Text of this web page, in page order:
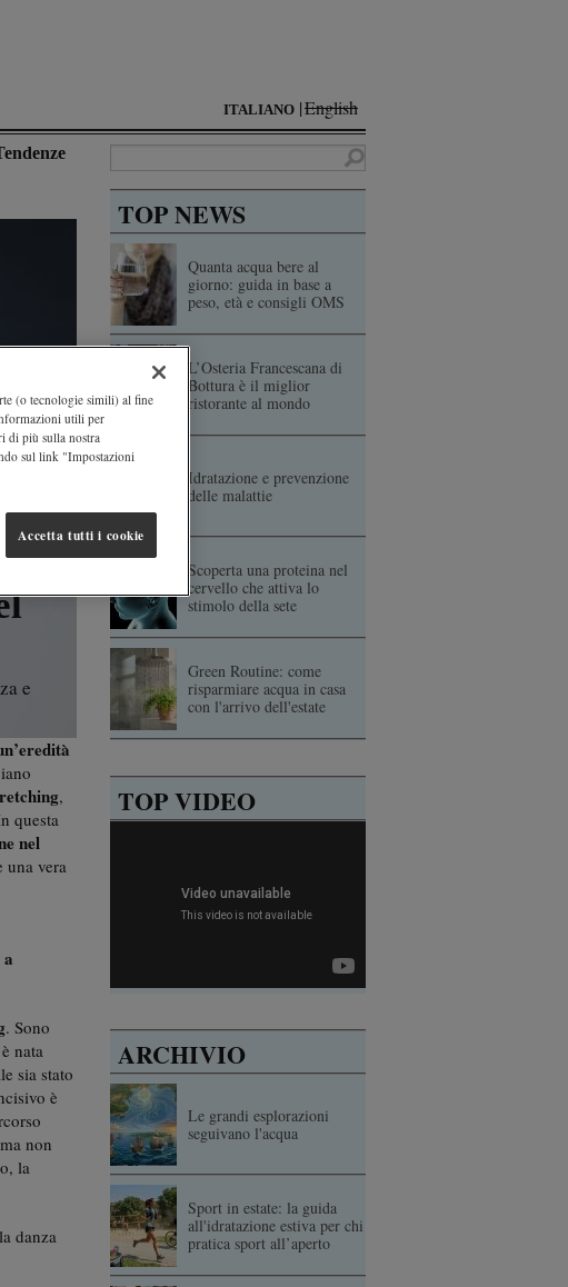
ITALIANO English
e
,
questa
nel
una vera
. Sono
nata
sia stato
è
non
la
danza
TOP NEWS
Quanta acqua bere al
giorno: guida in base a
peso, età e consigli OMS
L’Osteria Francescana di
Bottura è il miglior
ristorante al mondo
Idratazione e prevenzione
delle malattie
Scoperta una proteina nel
cervello che attiva lo
stimolo della sete
Green Routine: come
risparmiare acqua in casa
con l'arrivo dell'estate
TOP VIDEO
ARCHIVIO
Le grandi esplorazioni
seguivano l'acqua
Sport in estate: la guida
all'idratazione estiva per chi
pratica sport all’aperto
(o tecnologie simili) al fine
utili per
di più sulla nostra
sul link "Impostazioni
Accetta tutti i cookie